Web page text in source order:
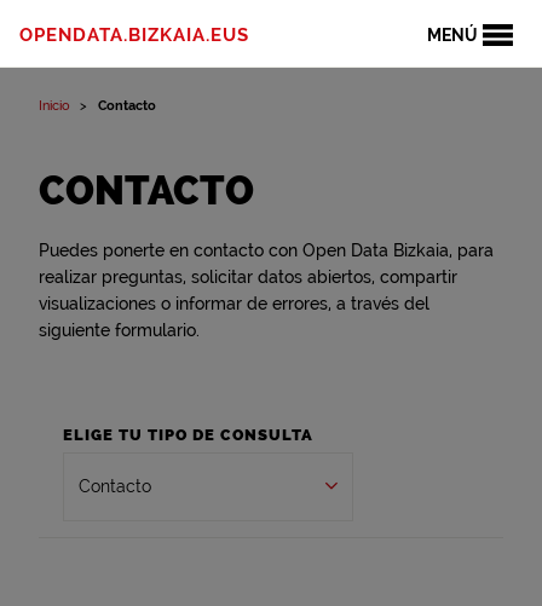
MENÚ
OPENDATA.BIZKAIA.EUS
Inicio Contacto
CONTACTO
Puedes ponerte en contacto con Open Data Bizkaia, para
realizar preguntas, solicitar datos abiertos, compartir
visualizaciones o informar de errores, a través del
siguiente formulario.
ELIGE TU TIPO DE CONSULTA
Contacto